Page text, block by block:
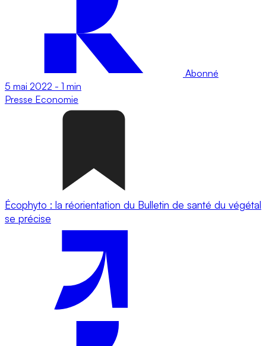
Abonné
5 mai 2022 - 1 min
Presse Economie
Écophyto : la réorientation du Bulletin de santé du végétal
se précise